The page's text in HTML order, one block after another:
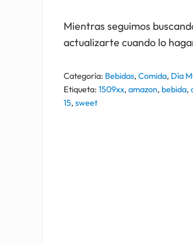
Mientras seguimos
actualizarte cuando lo
Categoría: Bebidas,Comida, Día
Etiqueta:1509xx,amazon, bebida,
15,sweet